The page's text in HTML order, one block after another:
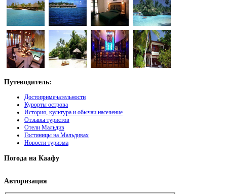
Путеводитель:
Достопримечательности
Курорты острова
История, культура и обычаи население
Отзывы туристов
Отели Мальдив
Гостиницы на Мальдивах
Новости туризма
Погода на Каафу
Авторизация